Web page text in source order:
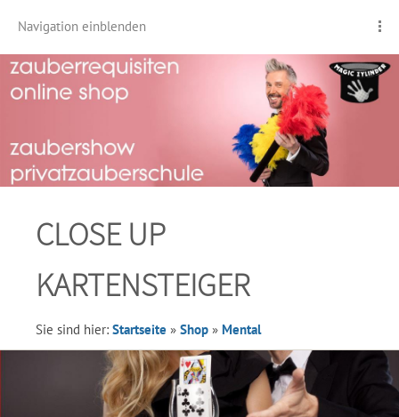
Navigation einblenden
CLOSE UP
KARTENSTEIGER
Sie sind hier: Startseite » Shop » Mental